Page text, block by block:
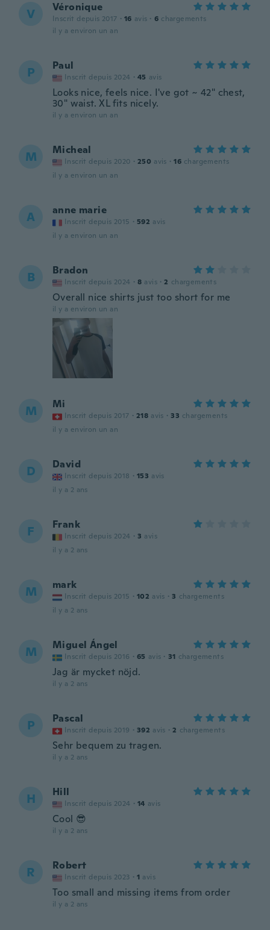
V Véronique
Inscrit depuis 2017 · 16 avis · 6 chargements
il y a environ un an
P Paul
Inscrit depuis 2024 · 45 avis
Looks nice, feels nice. I've got ~ 42" chest,
30" waist. XL fits nicely.
il y a environ un an
M Micheal
Inscrit depuis 2020 · 250 avis · 16 chargements
il y a environ un an
A anne marie
Inscrit depuis 2015 · 592 avis
il y a environ un an
B Bradon
Inscrit depuis 2024 · 8 avis · 2 chargements
Overall nice shirts just too short for me
il y a environ un an
M Mi
Inscrit depuis 2017 · 218 avis · 33 chargements
il y a environ un an
D David
Inscrit depuis 2018 · 153 avis
il y a 2 ans
F Frank
Inscrit depuis 2024 · 3 avis
il y a 2 ans
M mark
Inscrit depuis 2015 · 102 avis · 3 chargements
il y a 2 ans
M Miguel Ángel
Inscrit depuis 2016 · 65 avis · 31 chargements
Jag är mycket nöjd.
il y a 2 ans
P Pascal
Inscrit depuis 2019 · 392 avis · 2 chargements
Sehr bequem zu tragen.
il y a 2 ans
H Hill
Inscrit depuis 2024 · 14 avis
Cool 😎
il y a 2 ans
R Robert
Inscrit depuis 2023 · 1 avis
Too small and missing items from order
il y a 2 ans